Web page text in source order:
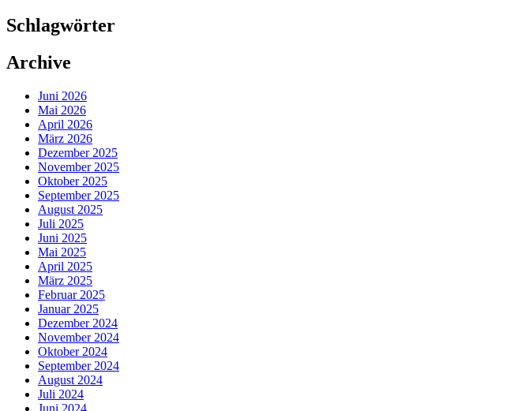
Schlagwörter
Archive
Juni 2026
Mai 2026
April 2026
März 2026
Dezember 2025
November 2025
Oktober 2025
September 2025
August 2025
Juli 2025
Juni 2025
Mai 2025
April 2025
März 2025
Februar 2025
Januar 2025
Dezember 2024
November 2024
Oktober 2024
September 2024
August 2024
Juli 2024